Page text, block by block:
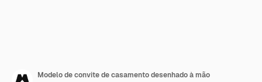
Modelo de convite de casamento desenhado à mão